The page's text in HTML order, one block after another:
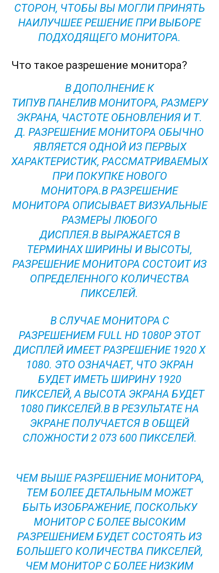
СТОРОН, ЧТОБЫ ВЫ МОГЛИ ПРИНЯТЬ
НАИЛУЧШЕЕ РЕШЕНИЕ ПРИ ВЫБОРЕ
ПОДХОДЯЩЕГО МОНИТОРА.
Что такое разрешение монитора?
В ДОПОЛНЕНИЕ К
ТИПУВ ПАНЕЛИВ МОНИТОРА, РАЗМЕРУ
ЭКРАНА, ЧАСТОТЕ ОБНОВЛЕНИЯ И Т.
Д. РАЗРЕШЕНИЕ МОНИТОРА ОБЫЧНО
ЯВЛЯЕТСЯ ОДНОЙ ИЗ ПЕРВЫХ
ХАРАКТЕРИСТИК, РАССМАТРИВАЕМЫХ
ПРИ ПОКУПКЕ НОВОГО
МОНИТОРА.В РАЗРЕШЕНИЕ
МОНИТОРА ОПИСЫВАЕТ ВИЗУАЛЬНЫЕ
РАЗМЕРЫ ЛЮБОГО
ДИСПЛЕЯ.В ВЫРАЖАЕТСЯ В
ТЕРМИНАХ ШИРИНЫ И ВЫСОТЫ,
РАЗРЕШЕНИЕ МОНИТОРА СОСТОИТ ИЗ
ОПРЕДЕЛЕННОГО КОЛИЧЕСТВА
ПИКСЕЛЕЙ.
В СЛУЧАЕ МОНИТОРА С
РАЗРЕШЕНИЕМ FULL HD 1080P ЭТОТ
ДИСПЛЕЙ ИМЕЕТ РАЗРЕШЕНИЕ 1920 X
1080. ЭТО ОЗНАЧАЕТ, ЧТО ЭКРАН
БУДЕТ ИМЕТЬ ШИРИНУ 1920
ПИКСЕЛЕЙ, А ВЫСОТА ЭКРАНА БУДЕТ
1080 ПИКСЕЛЕЙ.В В РЕЗУЛЬТАТЕ НА
ЭКРАНЕ ПОЛУЧАЕТСЯ В ОБЩЕЙ
СЛОЖНОСТИ 2 073 600 ПИКСЕЛЕЙ.
ЧЕМ ВЫШЕ РАЗРЕШЕНИЕ МОНИТОРА,
ТЕМ БОЛЕЕ ДЕТАЛЬНЫМ МОЖЕТ
БЫТЬ ИЗОБРАЖЕНИЕ, ПОСКОЛЬКУ
МОНИТОР С БОЛЕЕ ВЫСОКИМ
РАЗРЕШЕНИЕМ БУДЕТ СОСТОЯТЬ ИЗ
БОЛЬШЕГО КОЛИЧЕСТВА ПИКСЕЛЕЙ,
ЧЕМ МОНИТОР С БОЛЕЕ НИЗКИМ